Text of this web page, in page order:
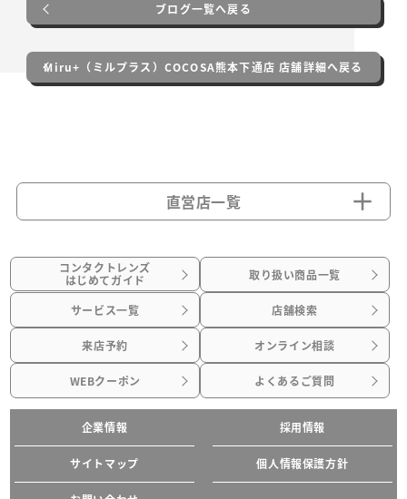
ブログ一覧へ戻る
Miru+（ミルプラス）COCOSA熊本下通店 店舗詳細へ戻る
直営店一覧
コンタクトレンズ
はじめてガイド 取り扱い商品一覧
サービス一覧 店舗検索
来店予約 オンライン相談
WEBクーポン よくあるご質問
企業情報 採用情報
サイトマップ 個人情報保護方針